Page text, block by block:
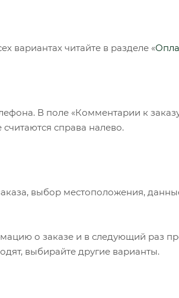
вариантах читайте в разделе «
В поле «Комментарии к
справа налево.
выбор местоположения,
о заказе и в следующий раз
выбирайте другие варианты.